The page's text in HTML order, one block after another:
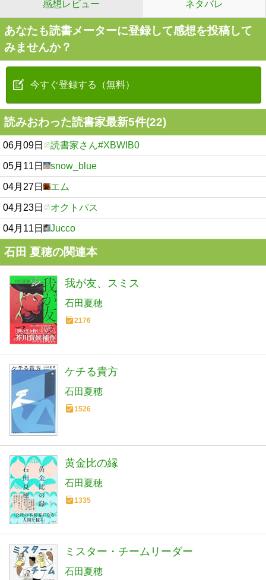
感想レビュー ネタバレ
あなたも読書メーターに登録して感想を投稿して
みませんか？
今すぐ登録する（無料）
読みおわった読書家最新5件(22)
06月09日 読書家さん#XBWIB0
05月11日 snow_blue
04月27日 エム
04月23日 オクトパス
04月11日 Jucco
石田 夏穂の関連本
我が友、スミス
石田夏穂
2176
ケチる貴方
石田夏穂
1526
黄金比の縁
石田夏穂
1335
ミスター・チームリーダー
石田夏穂